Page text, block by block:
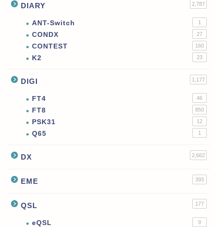
DIARY 2,787
ANT-Switch 1
CONDX 27
CONTEST 160
K2 23
DIGI 1,177
FT4 46
FT8 850
PSK31 12
Q65 1
DX 2,662
EME 393
QSL 177
eQSL 9